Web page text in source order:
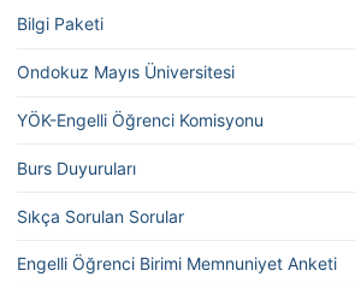
Bilgi Paketi
Ondokuz Mayıs Üniversitesi
YÖK-Engelli Öğrenci Komisyonu
Burs Duyuruları
Sıkça Sorulan Sorular
Engelli Öğrenci Birimi Memnuniyet Anketi